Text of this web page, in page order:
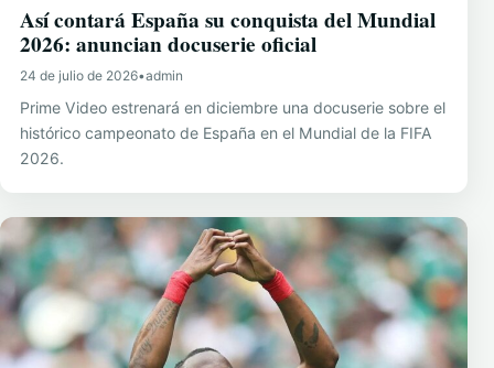
Así contará España su conquista del Mundial
2026: anuncian docuserie oficial
24 de julio de 2026•admin
Prime Video estrenará en diciembre una docuserie sobre el
histórico campeonato de España en el Mundial de la FIFA
2026.